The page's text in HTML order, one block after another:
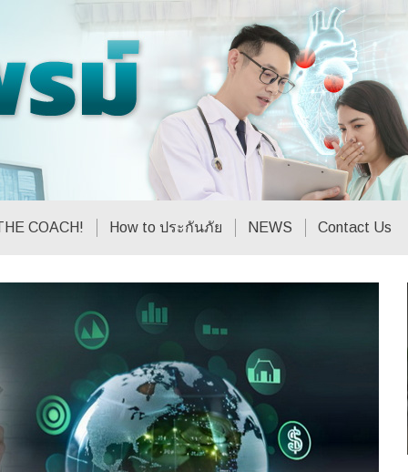
COACH! How to ประกันภัย NEWS Contact Us